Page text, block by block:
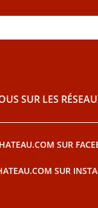
SUR LES
SUR
SUR